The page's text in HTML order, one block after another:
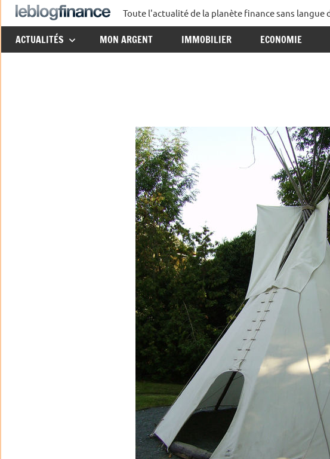
Aller
au
contenu
Le
Blog
Toute l'actualité de la planète finance sans langue
ACTUALITÉS MON ARGENT IMMOBILIER ECONOMIE